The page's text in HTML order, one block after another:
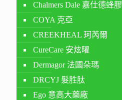
Chalmers Dale 嘉仕德蜂膠
COYA 克亞
CREEKHEAL 珂芮爾
CureCare 安炫曜
Dermagor 法國朵瑪
DRCYJ 髮胜肽
Ego 意高大藥廠